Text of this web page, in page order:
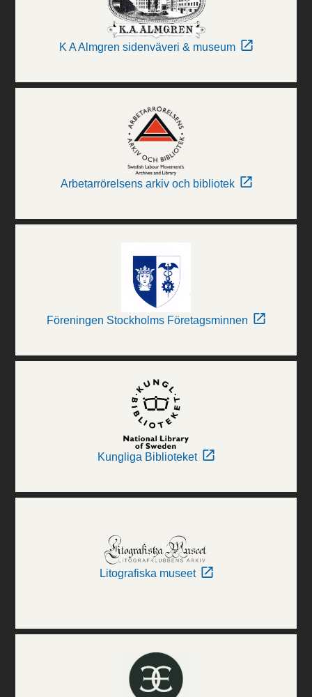
K A Almgren sidenväveri & museum
Arbetarrörelsens arkiv och bibliotek
Föreningen Stockholms Företagsminnen
Kungliga Biblioteket
Litografiska museet